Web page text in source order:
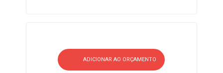
ADICIONAR AO ORÇAMENTO